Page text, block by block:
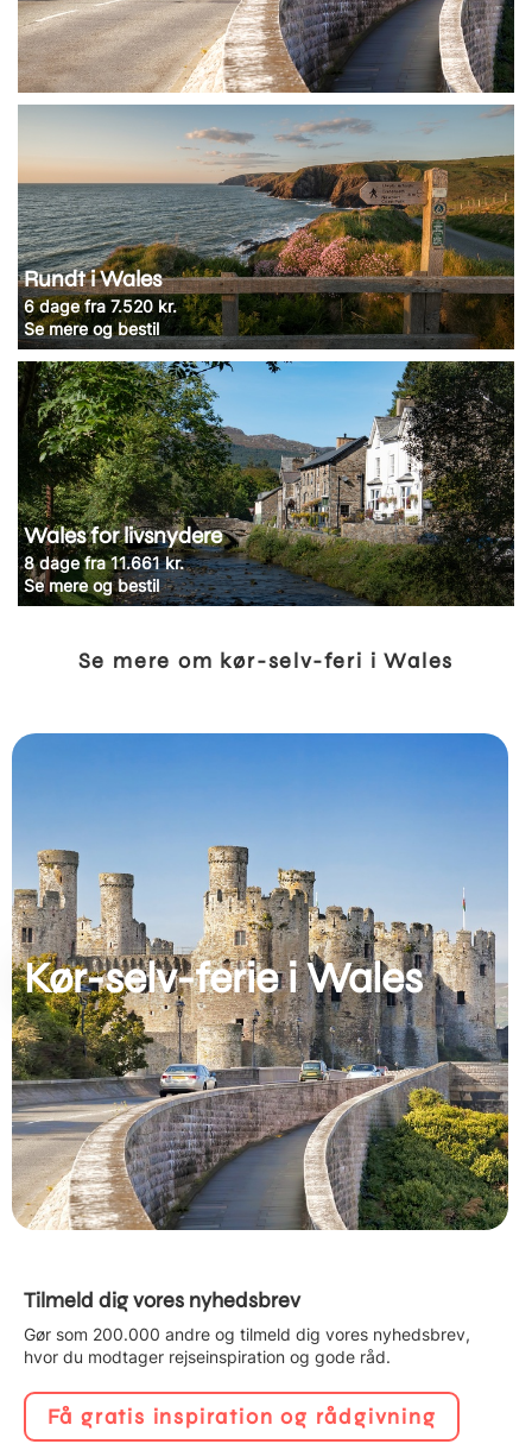
Rundt i Wales
6 dage fra 7.520 kr.
Se mere og bestil
Wales for livsnydere
8 dage fra 11.661 kr.
Se mere og bestil
Se mere om kør-selv-feri i Wales
Kør-selv-ferie i Wales
Tilmeld dig vores nyhedsbrev
Gør som 200.000 andre og tilmeld dig vores nyhedsbrev,
hvor du modtager rejseinspiration og gode råd.
Få gratis inspiration og rådgivning